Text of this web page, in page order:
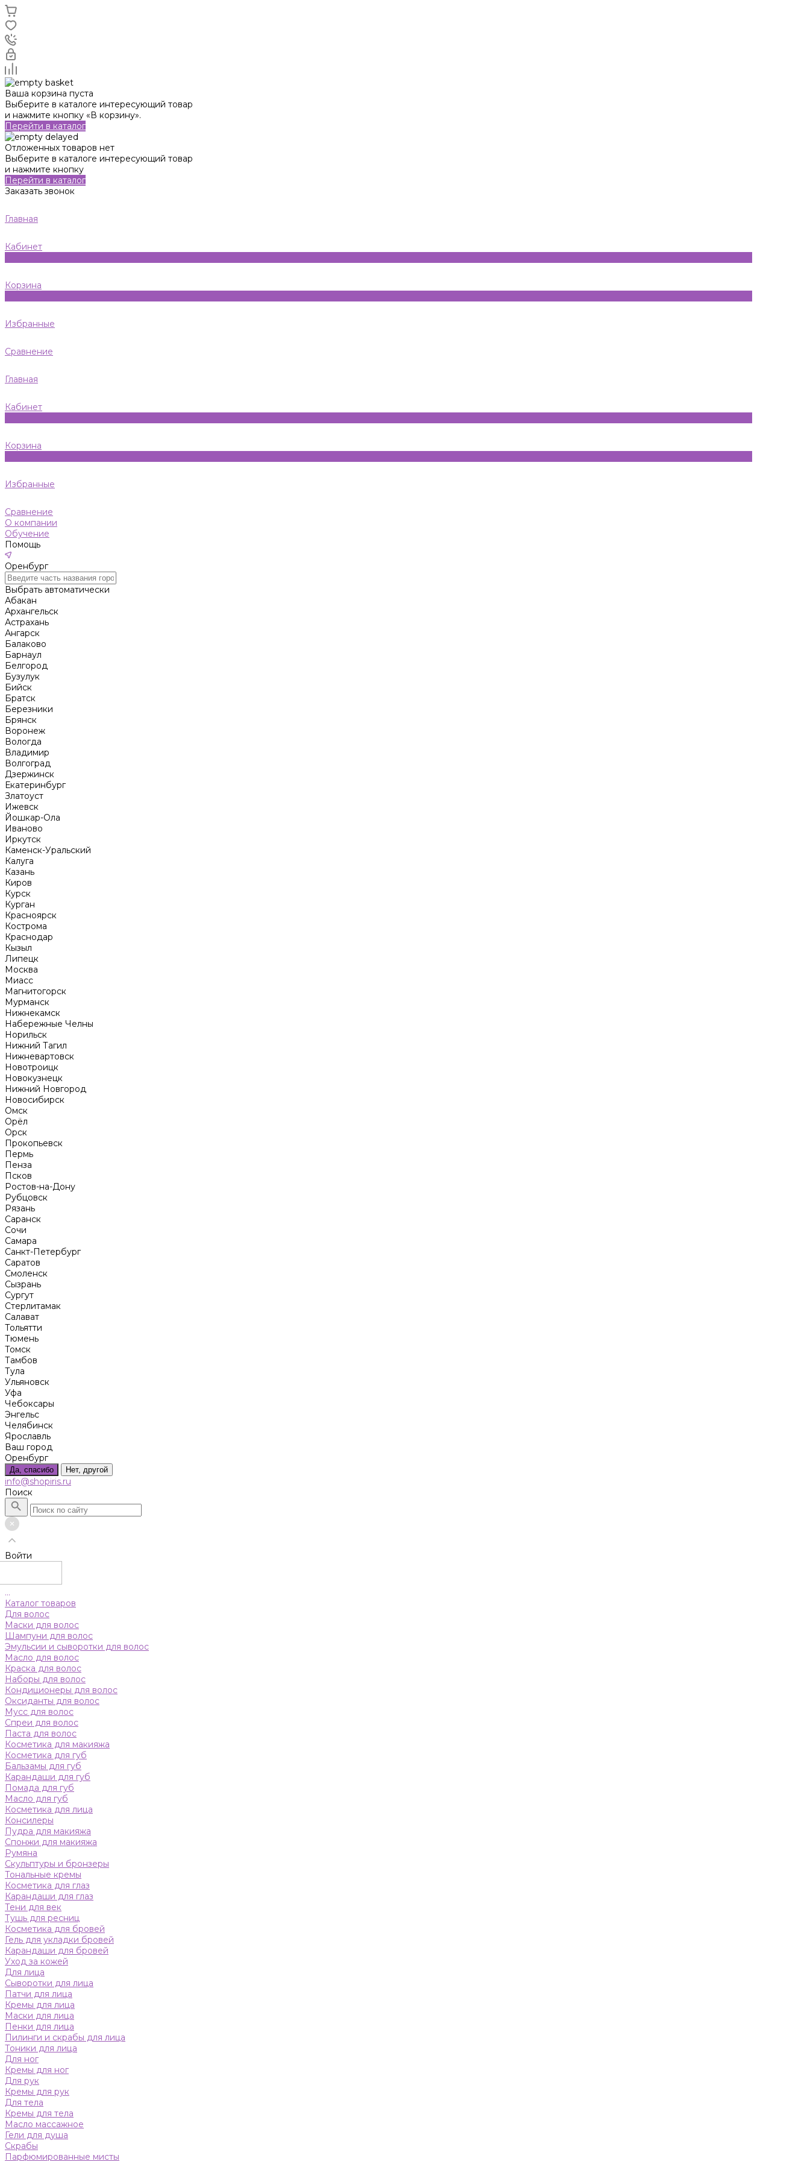
Ваша корзина пуста
Выберите в каталоге интересующий товар
и нажмите кнопку «В корзину».
Перейти в каталог
Отложенных товаров нет
Выберите в каталоге интересующий товар
и нажмите кнопку
Перейти в каталог
Заказать звонок
Главная
Кабинет
Корзина
Избранные
Сравнение
Главная
Кабинет
Корзина
Избранные
Сравнение
О компании
Обучение
Помощь
Оренбург
Выбрать автоматически
Абакан
Архангельск
Астрахань
Ангарск
Балаково
Барнаул
Белгород
Бузулук
Бийск
Братск
Березники
Брянск
Воронеж
Вологда
Владимир
Волгоград
Дзержинск
Екатеринбург
Златоуст
Ижевск
Йошкар-Ола
Иваново
Иркутск
Каменск-Уральский
Калуга
Казань
Киров
Курск
Курган
Красноярск
Кострома
Краснодар
Кызыл
Липецк
Москва
Миасс
Магнитогорск
Мурманск
Нижнекамск
Набережные Челны
Норильск
Нижний Тагил
Нижневартовск
Новотроицк
Новокузнецк
Нижний Новгород
Новосибирск
Омск
Орёл
Орск
Прокопьевск
Пермь
Пенза
Псков
Ростов-на-Дону
Рубцовск
Рязань
Саранск
Сочи
Самара
Санкт-Петербург
Саратов
Смоленск
Сызрань
Сургут
Стерлитамак
Салават
Тольятти
Тюмень
Томск
Тамбов
Тула
Ульяновск
Уфа
Чебоксары
Энгельс
Челябинск
Ярославль
Ваш город
Оренбург
Да, спасибо Нет, другой
info@shopiris.ru
Поиск
Войти
...
Каталог товаров
Для волос
Маски для волос
Шампуни для волос
Эмульсии и сыворотки для волос
Масло для волос
Краска для волос
Наборы для волос
Кондиционеры для волос
Оксиданты для волос
Мусс для волос
Спреи для волос
Паста для волос
Косметика для макияжа
Косметика для губ
Бальзамы для губ
Карандаши для губ
Помада для губ
Масло для губ
Косметика для лица
Консилеры
Пудра для макияжа
Спонжи для макияжа
Румяна
Скульптуры и бронзеры
Тональные кремы
Косметика для глаз
Карандаши для глаз
Тени для век
Тушь для ресниц
Косметика для бровей
Гель для укладки бровей
Карандаши для бровей
Уход за кожей
Для лица
Сыворотки для лица
Патчи для лица
Кремы для лица
Маски для лица
Пенки для лица
Пилинги и скрабы для лица
Тоники для лица
Для ног
Кремы для ног
Для рук
Кремы для рук
Для тела
Кремы для тела
Масло массажное
Гели для душа
Скрабы
Парфюмированные мисты